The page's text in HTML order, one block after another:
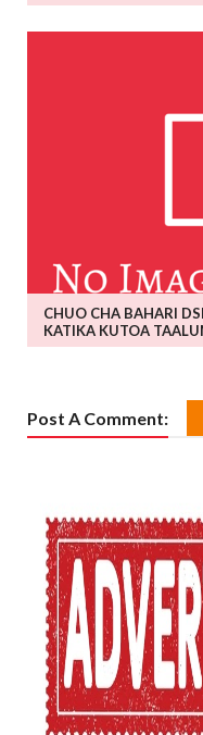
CHUO CHA BAHARI
KATIKA KUTOA
Post A Comment: